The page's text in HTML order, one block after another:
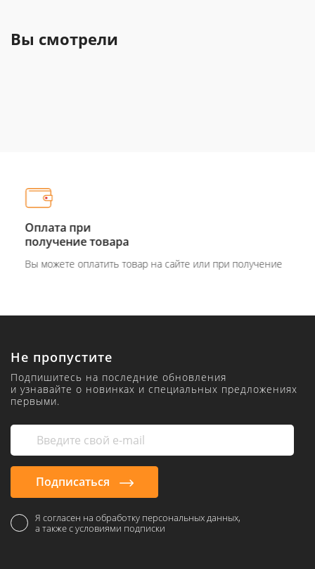
Вы смотрели
Оплата при
получение товара
Вы можете оплатить товар на сайте или при получение
Не пропустите
Подпишитесь на последние обновления
и узнавайте о новинках и специальных предложениях
первыми.
Подписаться
Я согласен на обработку персональных данных,
а также с условиями подписки